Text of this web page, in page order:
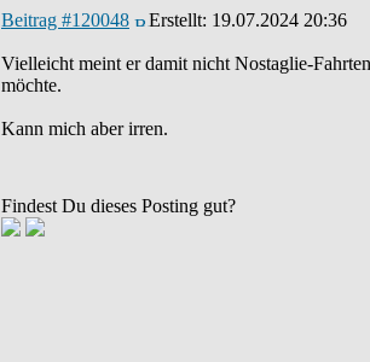
Beitrag #120048 Erstellt: 19.07.2024 20:36
Vielleicht meint er damit nicht Nostaglie-
möchte.
Kann mich aber irren.
Findest Du dieses Posting gut?